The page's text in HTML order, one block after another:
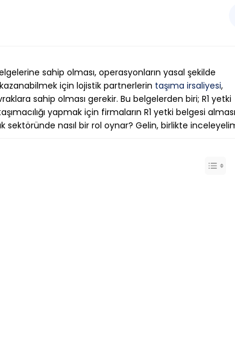
sahip olması, operasyonların yasal şekilde
için lojistik partnerlerin taşıma irsaliyesi,
sahip olması gerekir. Bu belgelerden biri; R1 yetki
yapmak için firmaların R1 yetki belgesi alması
sektöründe nasıl bir rol oynar? Gelin, birlikte